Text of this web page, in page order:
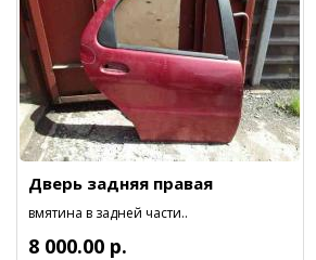
Дверь задняя правая
вмятина в задней части..
8 000.00 р.